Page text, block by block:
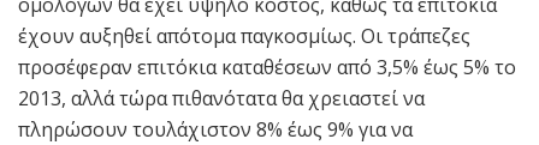
έχουν αυξηθεί απότομα παγκοσμίως. Οι τράπεζες
προσέφεραν επιτόκια καταθέσεων από 3,5% έως 5% το
2013, αλλά τώρα πιθανότατα θα χρειαστεί να
πληρώσουν τουλάχιστον 8% έως 9% για να